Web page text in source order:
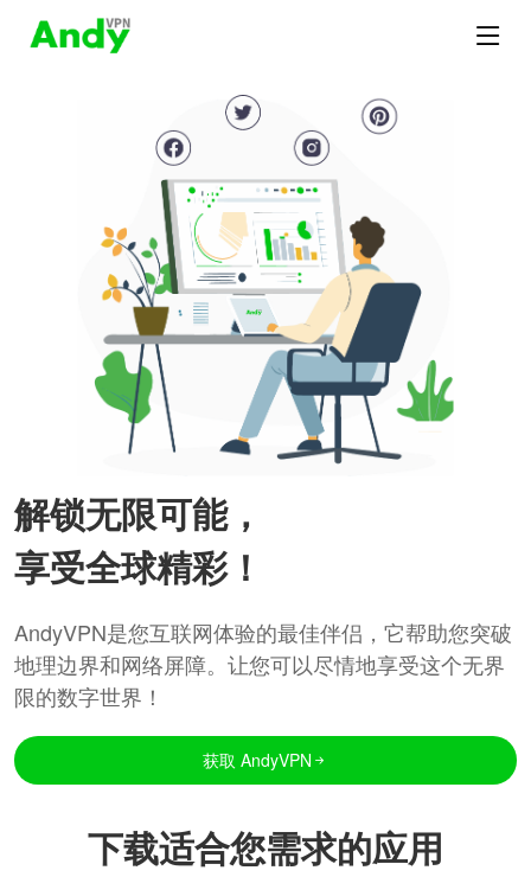
解锁无限可能，
享受全球精彩！
AndyVPN是您互联网体验的最佳伴侣，它帮助您突破
地理边界和网络屏障。让您可以尽情地享受这个无界
限的数字世界！
获取 AndyVPN
下载适合您需求的应用